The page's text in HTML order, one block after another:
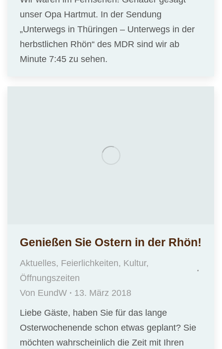
unser Opa Hartmut. In der Sendung
„Unterwegs in Thüringen – Unterwegs in der
herbstlichen Rhön“ des MDR sind wir ab
Minute 7:45 zu sehen.
Genießen Sie Ostern in der Rhön!
Aktuelles, Feierlichkeiten, Kultur,
Öffnungszeiten
Von EundW
13. März 2018
Liebe Gäste, haben Sie für das lange
Osterwochenende schon etwas geplant? Sie
möchten wahrscheinlich die Zeit mit Ihren